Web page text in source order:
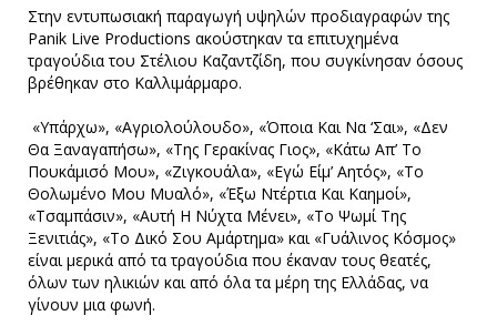
Στην εντυπωσιακή παραγωγή υψηλών προδιαγραφών της
Panik Live Productions ακούστηκαν τα επιτυχημένα
τραγούδια του Στέλιου Καζαντζίδη, που συγκίνησαν όσους
βρέθηκαν στο Καλλιμάρμαρο.
«Υπάρχω», «Αγριολούλουδο», «Όποια Και Να ‘Σαι», «Δεν
Θα Ξαναγαπήσω», «Της Γερακίνας Γιος», «Κάτω Απ’ Το
Πουκάμισό Μου», «Ζιγκουάλα», «Εγώ Είμ’ Αητός», «Το
Θολωμένο Μου Μυαλό», «Έξω Ντέρτια Και Καημοί»,
«Τσαμπάσιν», «Αυτή Η Νύχτα Μένει», «Το Ψωμί Της
Ξενιτιάς», «Το Δικό Σου Αμάρτημα» και «Γυάλινος Κόσμος»
είναι μερικά από τα τραγούδια που έκαναν τους θεατές,
όλων των ηλικιών και από όλα τα μέρη της Ελλάδας, να
γίνουν μια φωνή.